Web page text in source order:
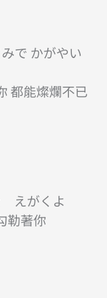
で かがやい
都能燦爛不已
えがくよ
勒著你